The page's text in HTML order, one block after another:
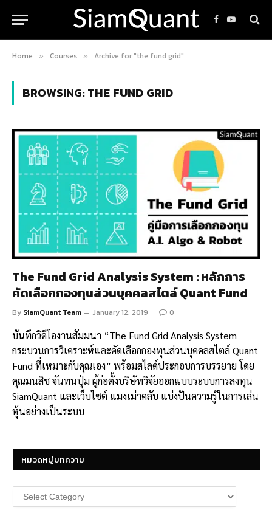
Facebook
YouTube
Home » Courses » Archive for "the fund grid"
BROWSING:THE FUND GRID
The Fund Grid Analysis System : หลักการ
คัดเลือกกองทุนส่วนบุคคลสไตล์ Quant Fund
By SiamQuant Team January 12, 2019 0
บันทึกวิดีโองานสัมมนา “The Fund Grid Analysis System
กระบวนการวิเคราะห์และคัดเลือกกองทุนส่วนบุคคลสไตล์ Quant
Fund ที่เหมาะกับคุณเอง” พร้อมสไลด์ประกอบการบรรยาย โดย
คุณมนสิช จันทนปุ่ม ผู้ก่อตั้งบริษัทวิจัยออกแบบระบบการลงทุน
SiamQuant และเว็บไซต์ แมงเม่าคลับ แบ่งปันความรู้ในการเล่น
หุ้นอย่างเป็นระบบ
หมวดหมู่บทความ
หมวด
หมู่